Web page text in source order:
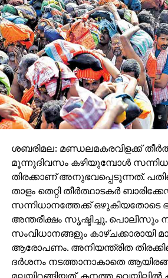
ശബരിമല: മണ്ഡലമകരവിളക്ക്
മൂന്നുദിവസം കഴിയുമ്പോള്‍
തിരക്കാണ് അനുഭവപ്പെടുന്നത്.
താളം തെറ്റി തീര്‍ത്ഥാടകര്‍
സന്നിധാനത്തേക്ക് ഒഴുകിയതോടെ
അന്തരീക്ഷം സൃഷ്ടിച്ചു. പൊലീസും
സംവിധാനങ്ങളും കാഴ്ചക്കാരായി
ആരോപണം. അനിയന്ത്രിത
ദര്‍ശനം നടത്താനാകാതെ